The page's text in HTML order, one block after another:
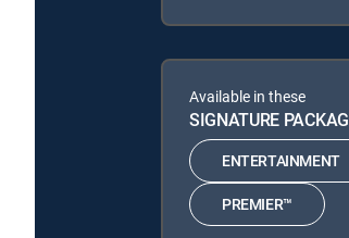
Available in these
SIGNATURE
ENTERTAINMENT
PREMIER™